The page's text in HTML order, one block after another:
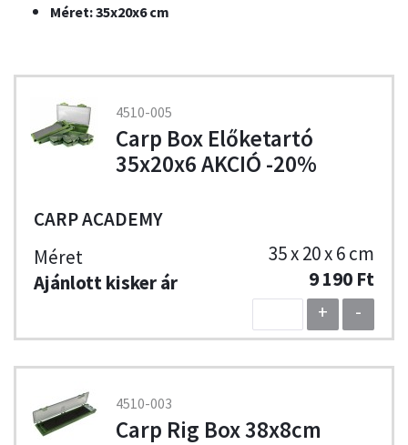
Méret: 35x20x6 cm
4510-005
Carp Box Előketartó
35x20x6 AKCIÓ -20%
CARP ACADEMY
35 x 20 x 6 cm
9 190 Ft
+
-
4510-003
Carp Rig Box 38x8cm